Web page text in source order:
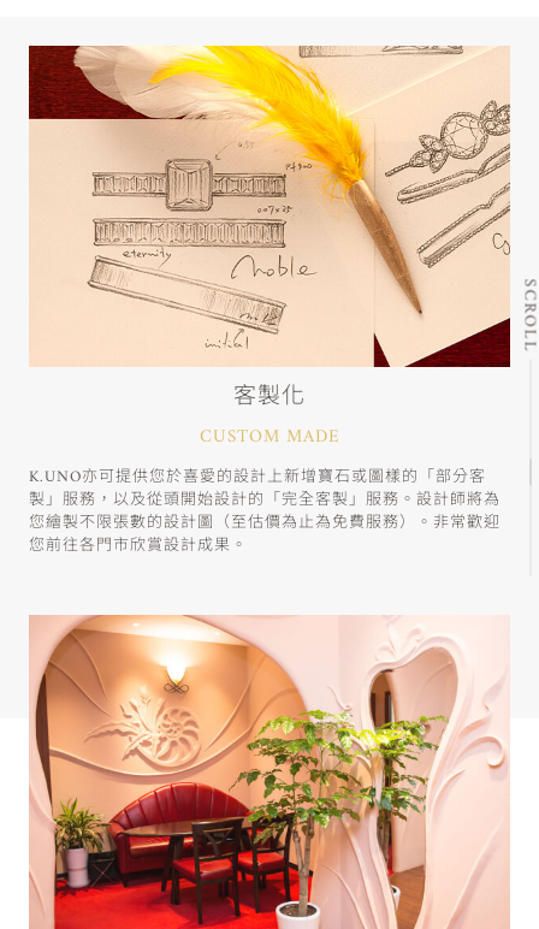
客製化
CUSTOM MADE
K.UNO亦可提供您於喜愛的設計上新增寶石或圖樣的「部分客
製」服務，以及從頭開始設計的「完全客製」服務。設計師將為
您繪製不限張數的設計圖（至估價為止為免費服務）。非常歡迎
您前往各門市欣賞設計成果。